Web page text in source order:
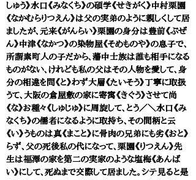
しゅう》水口《みなくち》の碩学《せきがく》中村栗園
《なかむらりつえん》は父の実弟のように親しくして居
ましたが、元来《がんらい》栗園の身分は豊前《ぶぜ
ん》中津《なかつ》の染物屋《そめものや》の息子で、
所謂素町人の子だから、藩中士族は誰も相手になる
ものがない、けれども私の父はその人物を愛して、身
分の相違を問《と》わず大層《たいそう》丁寧に取扱
うて、大阪の倉屋敷の家に寄寓《きぐう》させて尚
《な》お種々《しゅじゅ》に周旋して、とう／＼水口《み
なくち》の儒者になるように取持ち、その間柄と云
《い》うものは真《まこと》に骨肉の兄弟にも劣《おと》
らず、父の死後私の代になって、栗園《りつえん》先
生は福澤の家を第二の実家のような塩梅《あんば
い》にして、死ぬまで交際して居ました。シテ見ると是